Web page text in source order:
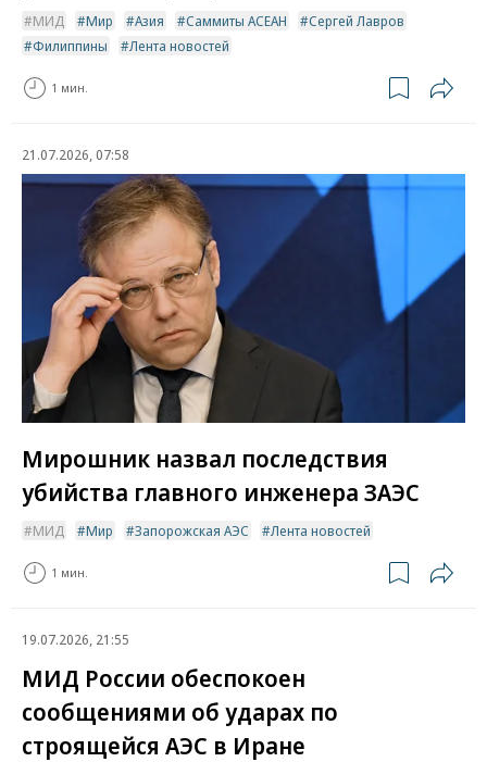
МИД Мир Азия Саммиты АСЕАН
Сергей Лавров
Филиппины
Лента новостей
1 мин.
21.07.2026, 07:58
Мирошник назвал последствия
убийства главного инженера ЗАЭС
МИД Мир Запорожская АЭС Лента новостей
1 мин.
19.07.2026, 21:55
МИД России обеспокоен
сообщениями об ударах по
строящейся АЭС в Иране